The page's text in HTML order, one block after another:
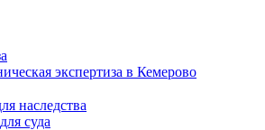
экспертиза в Кемерово
наследства
суда